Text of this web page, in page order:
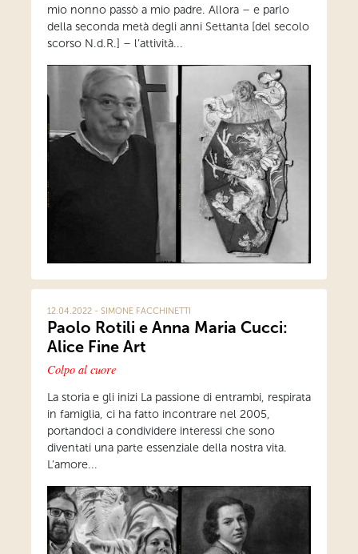
mio nonno passò a mio padre. Allora – e parlo
della seconda metà degli anni Settanta [del secolo
scorso N.d.R.] – l’attività...
12.04.2022 - SIMONE FACCHINETTI
Paolo Rotili e Anna Maria Cucci:
Alice Fine Art
Colpo al cuore
La storia e gli inizi La passione di entrambi, respirata
in famiglia, ci ha fatto incontrare nel 2005,
portandoci a condividere interessi che sono
diventati una parte essenziale della nostra vita.
L’amore...